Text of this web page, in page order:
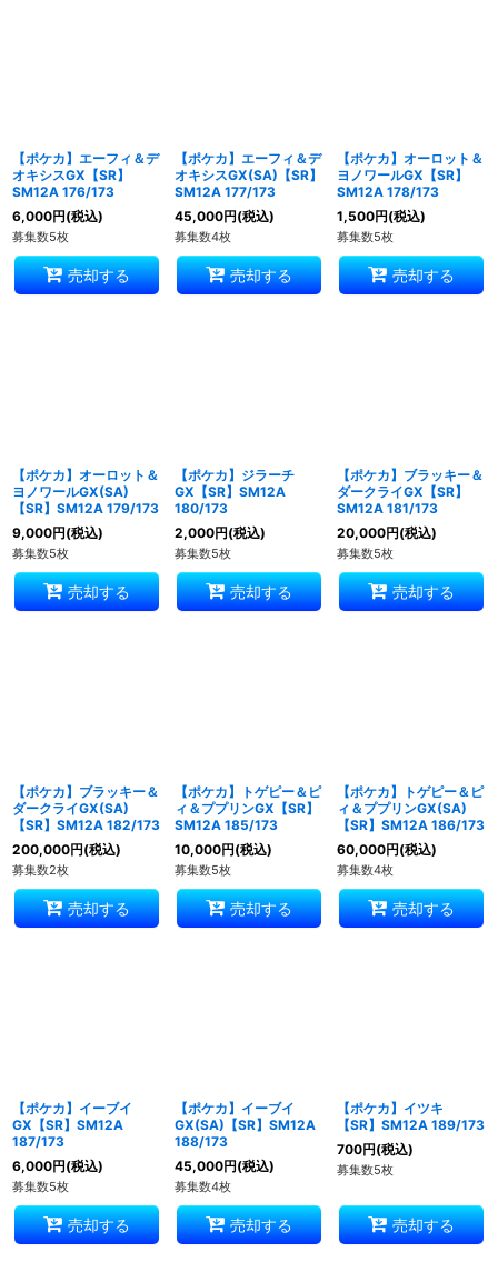
【ポケカ】エーフィ＆デ
オキシスGX【SR】
SM12A 176/173
6,000円(税込)
募集数5枚
売却する
【ポケカ】エーフィ＆デ
オキシスGX(SA)【SR】
SM12A 177/173
45,000円(税込)
募集数4枚
売却する
【ポケカ】オーロット＆
ヨノワールGX【SR】
SM12A 178/173
1,500円(税込)
募集数5枚
売却する
【ポケカ】オーロット＆
ヨノワールGX(SA)
【SR】SM12A 179/173
9,000円(税込)
募集数5枚
売却する
【ポケカ】ジラーチ
GX【SR】SM12A
180/173
2,000円(税込)
募集数5枚
売却する
【ポケカ】ブラッキー＆
ダークライGX【SR】
SM12A 181/173
20,000円(税込)
募集数5枚
売却する
【ポケカ】ブラッキー＆
ダークライGX(SA)
【SR】SM12A 182/173
200,000円(税込)
募集数2枚
売却する
【ポケカ】トゲピー＆ピ
ィ＆ププリンGX【SR】
SM12A 185/173
10,000円(税込)
募集数5枚
売却する
【ポケカ】トゲピー＆ピ
ィ＆ププリンGX(SA)
【SR】SM12A 186/173
60,000円(税込)
募集数4枚
売却する
【ポケカ】イーブイ
GX【SR】SM12A
187/173
6,000円(税込)
募集数5枚
売却する
【ポケカ】イーブイ
GX(SA)【SR】SM12A
188/173
45,000円(税込)
募集数4枚
売却する
【ポケカ】イツキ
【SR】SM12A 189/173
700円(税込)
募集数5枚
売却する